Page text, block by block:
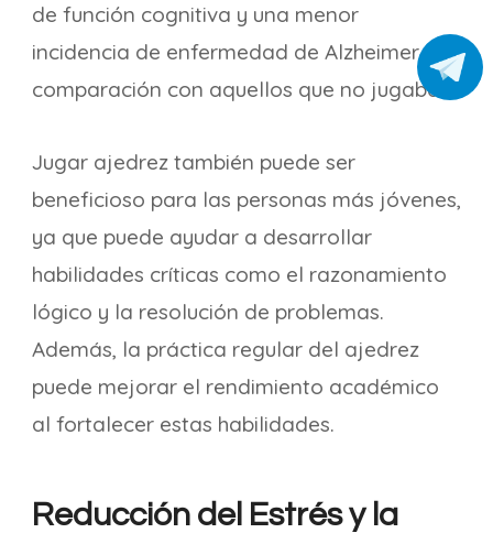
de función cognitiva y una menor
incidencia de enfermedad de Alzheimer en
comparación con aquellos que no jugaban.
Jugar ajedrez también puede ser
beneficioso para las personas más jóvenes,
ya que puede ayudar a desarrollar
habilidades críticas como el razonamiento
lógico y la resolución de problemas.
Además, la práctica regular del ajedrez
puede mejorar el rendimiento académico
al fortalecer estas habilidades.
Reducción del Estrés y la